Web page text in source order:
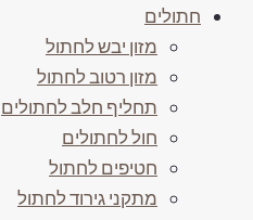
חתולים
מזון יבש לחתול
מזון רטוב לחתול
תחליף חלב לחתולים
חול לחתולים
חטיפים לחתול
מתקני גירוד לחתול